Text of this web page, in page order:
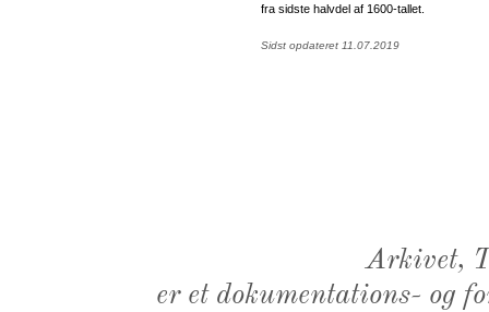
fra sidste halvdel af 1600-tallet.
Sidst opdateret 11.07.2019
Arkivet,
er et dokumentations- og